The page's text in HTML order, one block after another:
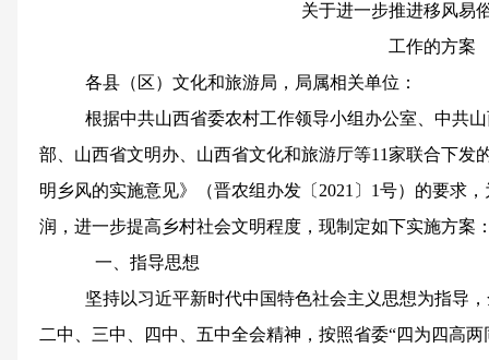
关于进一步推进移风易
工作的方案
各县（区）文化和旅游局，局属相关单位：
根据中共山西省委农村工作领导小组办公室、中共
部、山西省文明办、山西省文化和旅游厅等11家联合下发
明乡风的实施意见》（晋农组办发〔2021〕1号）的要求
润，进一步提高乡村社会文明程度，现制定如下实施方案
一、 指导思想
坚持以习近平新时代中国特色社会主义思想为指导
二中、三中、四中、五中全会精神，按照省委“四为四高